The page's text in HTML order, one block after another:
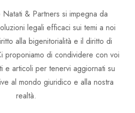
& Partners si impegna da
legali efficaci sui temi a noi
alla bigenitorialità e il diritto di
proponiamo di condividere con voi
e articoli per tenervi aggiornati su
al mondo giuridico e alla nostra
realtà.